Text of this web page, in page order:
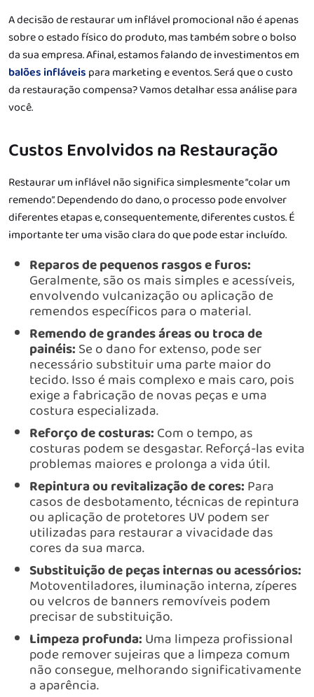
A decisão de restaurar um inflável promocional não é apenas
sobre o estado físico do produto, mas também sobre o bolso
da sua empresa. Afinal, estamos falando de investimentos em
balões infláveis para marketing e eventos. Será que o custo
da restauração compensa? Vamos detalhar essa análise para
você.
Custos Envolvidos na Restauração
Restaurar um inflável não significa simplesmente “colar um
remendo”. Dependendo do dano, o processo pode envolver
diferentes etapas e, consequentemente, diferentes custos. É
importante ter uma visão clara do que pode estar incluído.
Reparos de pequenos rasgos e furos:
Geralmente, são os mais simples e acessíveis,
envolvendo vulcanização ou aplicação de
remendos específicos para o material.
Remendo de grandes áreas ou troca de
painéis:Se o dano for extenso, pode ser
necessário substituir uma parte maior do
tecido. Isso é mais complexo e mais caro, pois
exige a fabricação de novas peças e uma
costura especializada.
Reforço de costuras:Com o tempo, as
costuras podem se desgastar. Reforçá-las evita
problemas maiores e prolonga a vida útil.
Repintura ou revitalização de cores:Para
casos de desbotamento, técnicas de repintura
ou aplicação de protetores UV podem ser
utilizadas para restaurar a vivacidade das
cores da sua marca.
Substituição de peças internas ou acessórios:
Motoventiladores, iluminação interna, zíperes
ou velcros de banners removíveis podem
precisar de substituição.
Limpeza profunda:Uma limpeza profissional
pode remover sujeiras que a limpeza comum
não consegue, melhorando significativamente
a aparência.